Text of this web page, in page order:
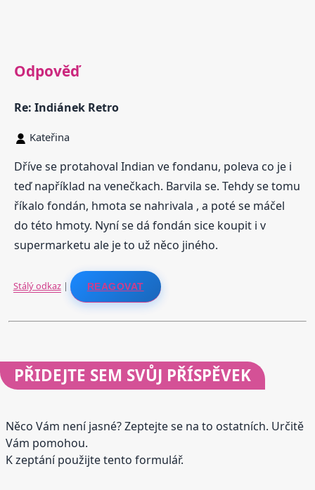
Odpověď
Re: Indiánek Retro
Kateřina
Dříve se protahoval Indian ve fondanu, poleva co je i
teď například na venečkach. Barvila se. Tehdy se tomu
říkalo fondán, hmota se nahrivala , a poté se máčel
do této hmoty. Nyní se dá fondán sice koupit i v
supermarketu ale je to už něco jiného.
Stálý odkaz| REAGOVAT
PŘIDEJTE SEM SVŮJ PŘÍSPĚVEK
Něco Vám není jasné? Zeptejte se na to ostatních. Určitě
Vám pomohou.
K zeptání použijte tento formulář.